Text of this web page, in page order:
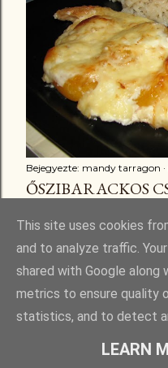
Bejegyezte: mandy tarragon
ŐSZIBARACKOS
3 megjegyzés
This site uses cookies
and to analyze traffic.
shared with Google
metrics to ensure quality
statistics, and to detect
LEARN